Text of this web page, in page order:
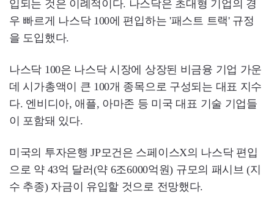
입되는 것은 이례적이다. 나스닥은 초대형 기업의 경
우 빠르게 나스닥 100에 편입하는 '패스트 트랙' 규정
을 도입했다.
나스닥 100은 나스닥 시장에 상장된 비금융 기업 가운
데 시가총액이 큰 100개 종목으로 구성되는 대표 지수
다. 엔비디아, 애플, 아마존 등 미국 대표 기술 기업들
이 포함돼 있다.
미국의 투자은행 JP모건은 스페이스X의 나스닥 편입
으로 약 43억 달러(약 6조6000억원) 규모의 패시브 (지
수 추종) 자금이 유입할 것으로 전망했다.